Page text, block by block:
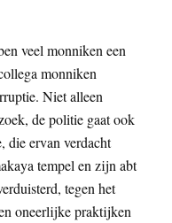
veel monniken een
monniken
Niet alleen
de politie gaat ook
die ervan verdacht
tempel en zijn abt
tegen het
oneerlijke praktijken